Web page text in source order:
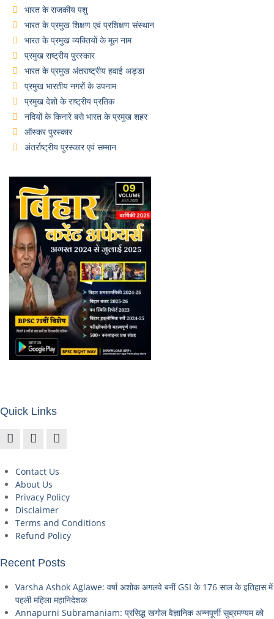
भारत के राजकीय पशु
भारत के प्रमुख शिक्षण एवं प्रशिक्षण संस्थान
भारत के प्रमुख व्यक्तियों के मूल नाम
प्रमुख राष्ट्रीय पुरस्कार
भारत के प्रमुख अंतराष्ट्रीय हवाई अड्डा
प्रमुख भारतीय नगरों के उपनाम
प्रमुख देशो के राष्ट्रीय प्रतिक
नदियों के किनारे बसे भारत के प्रमुख शहर
ऑस्कर पुरस्कार
अंतर्राष्ट्रीय पुरस्कार एवं सम्मान
Quick Links
Contact Us
About Us
Privacy Policy
Disclaimer
Terms and Conditions
Refund Policy
Recent Posts
Varsha Ashok Aglawe: वर्षा अशोक अगलवे बनीं GSI के 176 साल के इतिहास में
पहली महिला महानिदेशक
Annapurni Subramaniam: प्रसिद्ध खगोल वैज्ञानिक अन्नपूर्णी सुब्रमण्यम को